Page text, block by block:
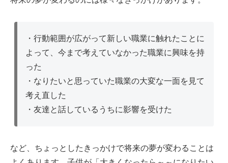
・行動範囲が広がって新しい職業に触れたことに
よって、今まで考えていなかった職業に興味を持
った
・なりたいと思っていた職業の大変な一面を見て
考え直した
・友達と話しているうちに影響を受けた
など、ちょっとしたきっかけで将来の夢が変わることは